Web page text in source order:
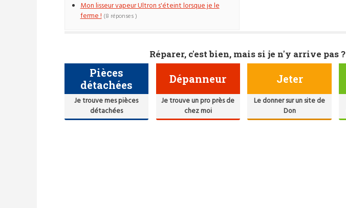
Mon lisseur vapeur Ultron s'éteint lorsque je le
ferme ! (8 réponses )
Réparer, c'est bien, mais si je n'y arrive pas ?
Pièces
détachées
Je trouve mes pièces
détachées
Dépanneur
Je trouve un pro près de
chez moi
Jeter
Le donner sur un site de
Don